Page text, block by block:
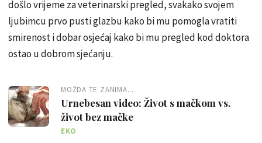
došlo vrijeme za veterinarski pregled, svakako svojem
ljubimcu prvo pusti glazbu kako bi mu pomogla vratiti
smirenost i dobar osjećaj kako bi mu pregled kod doktora
ostao u dobrom sjećanju.
MOŽDA TE ZANIMA...
Urnebesan video: Život s mačkom vs.
život bez mačke
EKO